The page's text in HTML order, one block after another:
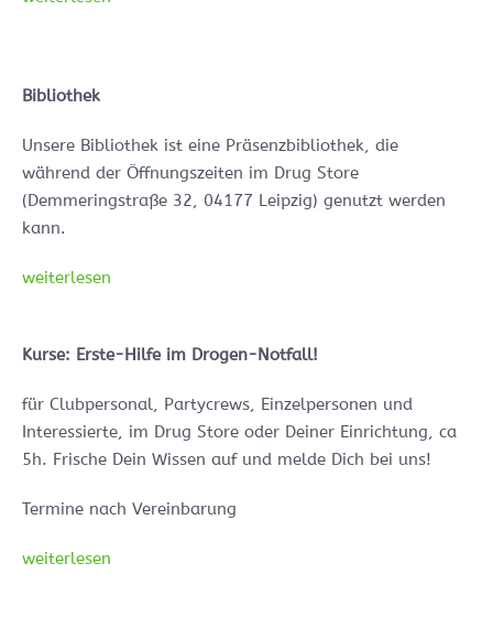
Bibliothek
Unsere Bibliothek ist eine Präsenzbibliothek, die
während der Öffnungszeiten im Drug Store
(Demmeringstraße 32, 04177 Leipzig) genutzt werden
kann.
weiterlesen
Kurse: Erste-Hilfe im Drogen-Notfall!
für Clubpersonal, Partycrews, Einzelpersonen und
Interessierte, im Drug Store oder Deiner Einrichtung, ca
5h. Frische Dein Wissen auf und melde Dich bei uns!
Termine nach Vereinbarung
weiterlesen